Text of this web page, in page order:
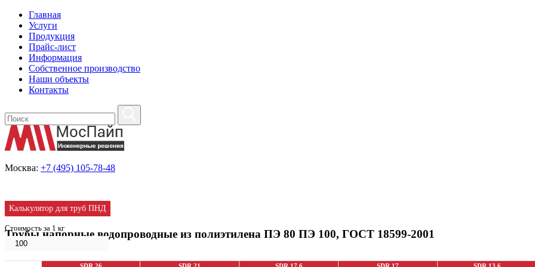
Главная
Услуги
Продукция
Прайс-лист
Информация
Собственное производство
Наши объекты
Контакты
Москва: +7 (495) 105-78-48
Калькулятор для труб ПНД
Трубы напорные водопроводные из полиэтилена ПЭ 80 ПЭ 100, ГОСТ 18599-2001
Стоимость за 1 кг